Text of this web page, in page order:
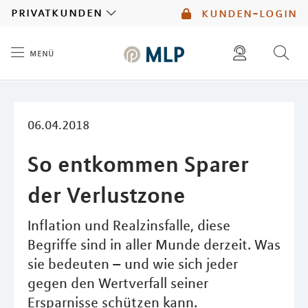
kunden-login
privatkunden
menü
06.04.2018
So entkommen Sparer
der Verlustzone
Inflation und Realzinsfalle, diese
Begriffe sind in aller Munde derzeit. Was
sie bedeuten – und wie sich jeder
gegen den Wertverfall seiner
Ersparnisse schützen kann.